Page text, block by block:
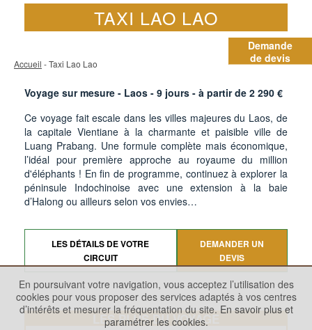
Demande
de devis
TAXI LAO LAO
Accueil - Taxi Lao Lao
Voyage sur mesure - Laos - 9 jours - à partir de 2 290 €
Ce voyage fait escale dans les villes majeures du Laos, de
la capitale Vientiane à la charmante et paisible ville de
Luang Prabang. Une formule complète mais économique,
l’idéal pour première approche au royaume du million
d'éléphants ! En fin de programme, continuez à explorer la
péninsule Indochinoise avec une extension à la baie
d’Halong ou ailleurs selon vos envies…
LES DÉTAILS DE VOTRE
CIRCUIT
DEMANDER UN
DEVIS
LES PLUS DU VOYAGE
En poursuivant votre navigation, vous acceptez l’utilisation des
cookies pour vous proposer des services adaptés à vos centres
d’intérêts et mesurer la fréquentation du site. En savoir plus et
paramétrer les cookies.